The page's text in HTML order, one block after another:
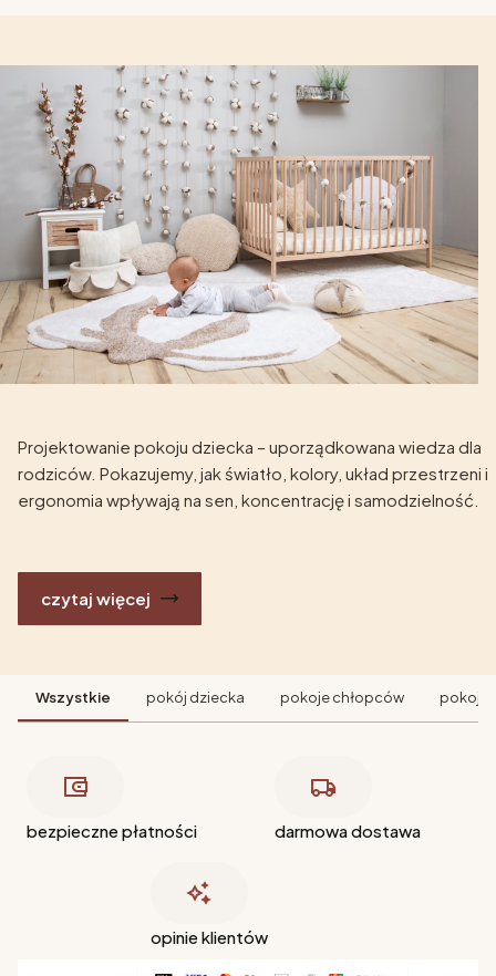
Projektowanie pokoju dziecka – uporządkowana wiedza dla
rodziców. Pokazujemy, jak światło, kolory, układ przestrzeni i
ergonomia wpływają na sen, koncentrację i samodzielność.
czytaj więcej
Wszystkie pokój dziecka pokoje chłopców pokoje
bezpieczne płatności darmowa dostawa
opinie klientów